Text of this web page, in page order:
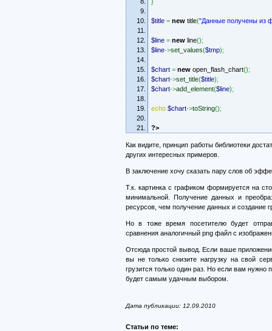
$title = new title("Данные получены из
$line = new line();
$line->set_values($tmp);
$chart = new open_flash_chart();
$chart->set_title($title);
$chart->add_element($line);
echo $chart->toString();
?>
Как видите, принцип работы библиотеки
других интересных примеров.
В заключение хочу сказать пару слов об
Т.к. картинка с графиком формируется на
минимальной. Получение данных и
ресурсов, чем получение данных и создание
Но в тоже время посетителю будет
сравнения аналогичный png файл с
Отсюда простой вывод. Если ваше
вы не только снизите нагрузку на свой
грузится только один раз. Но если вам нужно
будет самым удачным выбором.
Дата публикации: 12.09.2010
Статьи по теме: